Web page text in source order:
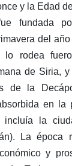
y la Edad
fundada
del
lo rodea
de Siria,
de la
en la
incluía la
La época
y